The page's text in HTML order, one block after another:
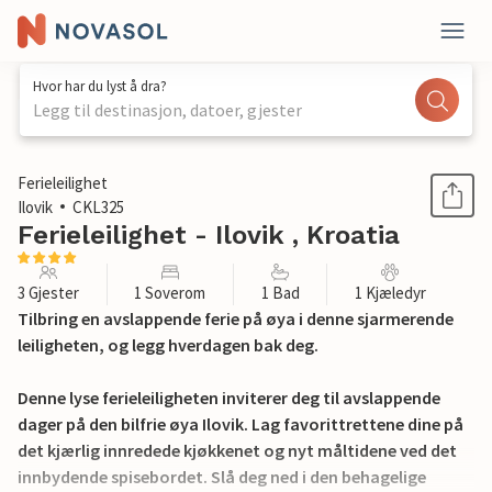
Hvor har du lyst å dra?
Legg til destinasjon, datoer, gjester
1 / 16
Ferieleilighet
Ilovik
CKL325
Ferieleilighet - Ilovik , Kroatia
3 Gjester 1 Soverom 1 Bad 1 Kjæledyr
Tilbring en avslappende ferie på øya i denne sjarmerende
leiligheten, og legg hverdagen bak deg.
Denne lyse ferieleiligheten inviterer deg til avslappende
dager på den bilfrie øya Ilovik. Lag favorittrettene dine på
det kjærlig innredede kjøkkenet og nyt måltidene ved det
innbydende spisebordet. Slå deg ned i den behagelige